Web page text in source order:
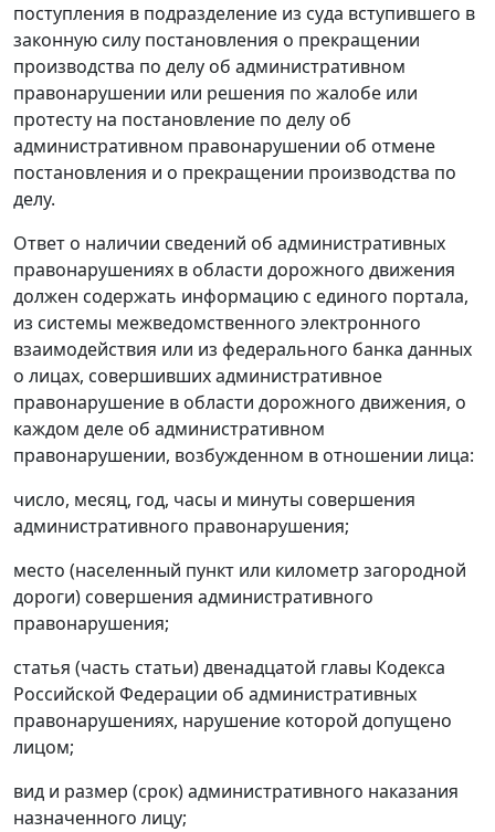
поступления в подразделение из суда вступившего в
законную силу постановления о прекращении
производства по делу об административном
правонарушении или решения по жалобе или
протесту на постановление по делу об
административном правонарушении об отмене
постановления и о прекращении производства по
делу.
Ответ о наличии сведений об административных
правонарушениях в области дорожного движения
должен содержать информацию с единого портала,
из системы межведомственного электронного
взаимодействия или из федерального банка данных
о лицах, совершивших административное
правонарушение в области дорожного движения, о
каждом деле об административном
правонарушении, возбужденном в отношении лица:
число, месяц, год, часы и минуты совершения
административного правонарушения;
место (населенный пункт или километр загородной
дороги) совершения административного
правонарушения;
статья (часть статьи) двенадцатой главы Кодекса
Российской Федерации об административных
правонарушениях, нарушение которой допущено
лицом;
вид и размер (срок) административного наказания
назначенного лицу;